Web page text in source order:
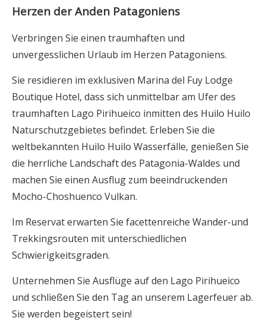
Herzen der Anden Patagoniens
Verbringen Sie einen traumhaften und
unvergesslichen Urlaub im Herzen Patagoniens.
Sie residieren im exklusiven Marina del Fuy Lodge
Boutique Hotel, dass sich unmittelbar am Ufer des
traumhaften Lago Pirihueico inmitten des Huilo Huilo
Naturschutzgebietes befindet. Erleben Sie die
weltbekannten Huilo Huilo Wasserfälle, genießen Sie
die herrliche Landschaft des Patagonia-Waldes und
machen Sie einen Ausflug zum beeindruckenden
Mocho-Choshuenco Vulkan.
Im Reservat erwarten Sie facettenreiche Wander-und
Trekkingsrouten mit unterschiedlichen
Schwierigkeitsgraden.
Unternehmen Sie Ausflüge auf den Lago Pirihueico
und schließen Sie den Tag an unserem Lagerfeuer ab.
Sie werden begeistert sein!